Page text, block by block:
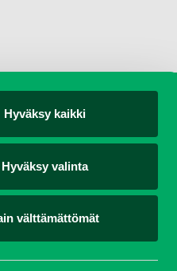
Hyväksy kaikki
Hyväksy valinta
välttämättömät